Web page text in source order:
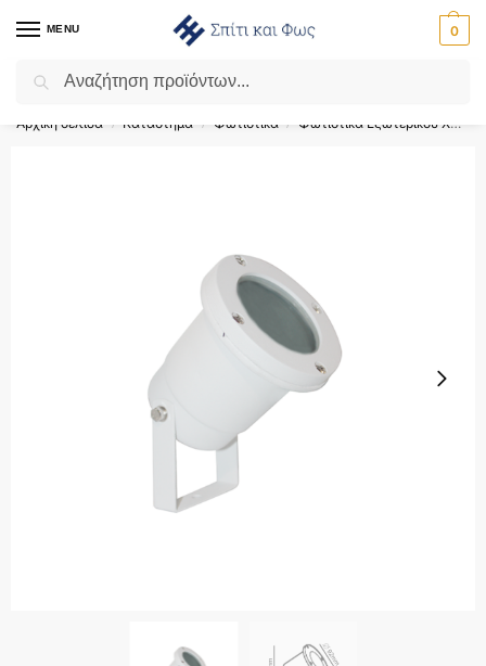
MENU 0
Flash Sale ⚡ 10% Έκπτωση με τον κωδικό ‘SPRING’!
Αρχική σελίδα / Κατάστημα / Φωτιστικά / Φωτιστικά Εξωτερικού Χώρου